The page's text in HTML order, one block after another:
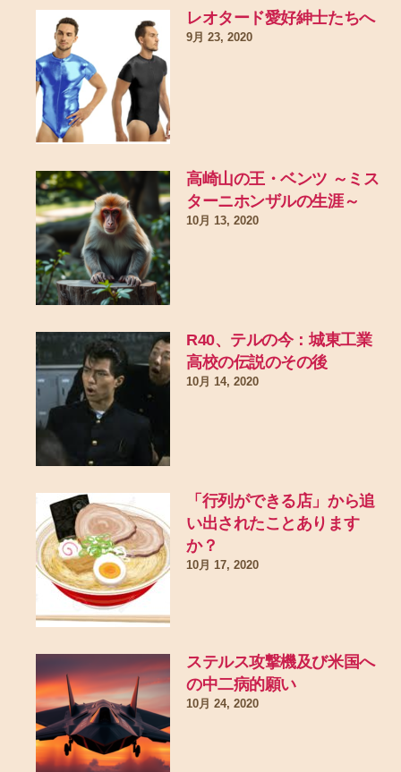
レオタード愛好紳士たちへ
9月 23, 2020
高崎山の王・ベンツ ～ミス
ターニホンザルの生涯～
10月 13, 2020
R40、テルの今：城東工業
高校の伝説のその後
10月 14, 2020
「行列ができる店」から追
い出されたことあります
か？
10月 17, 2020
ステルス攻撃機及び米国へ
の中二病的願い
10月 24, 2020